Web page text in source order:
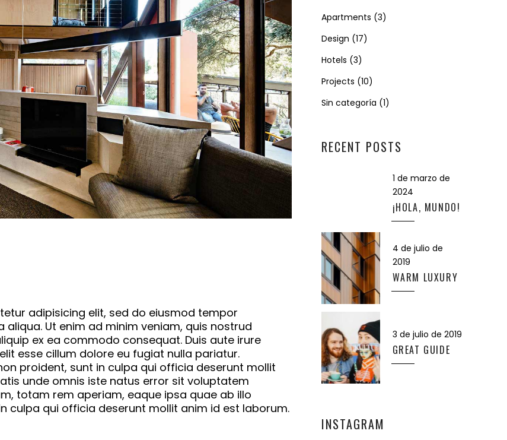
adipisicing elit, sed do eiusmod tempor
Ut enim ad minim veniam, quis nostrud
ex ea commodo consequat. Duis aute irure
esse cillum dolore eu fugiat nulla pariatur.
proident, sunt in culpa qui officia deserunt mollit
unde omnis iste natus error sit voluptatem
totam rem aperiam, eaque ipsa quae ab illo
culpa qui officia deserunt mollit anim id est laborum.
Apartments (3)
Design (17)
Hotels (3)
Projects (10)
Sin categoría (1)
RECENT POSTS
1 de marzo de
2024
¡HOLA, MUNDO!
4 de julio de
2019
WARM LUXURY
3 de julio de 2019
GREAT GUIDE
INSTAGRAM